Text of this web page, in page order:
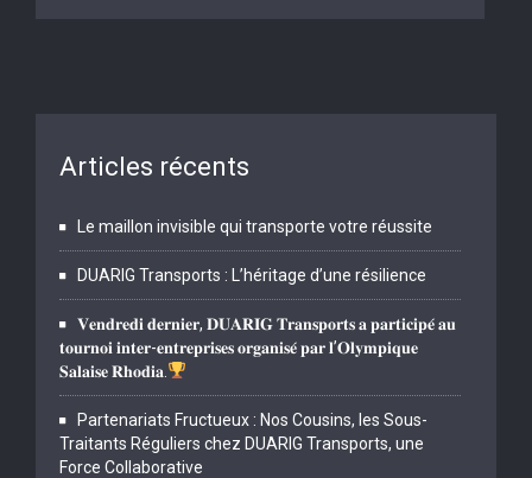
Articles récents
Le maillon invisible qui transporte votre réussite
DUARIG Transports : L’héritage d’une résilience
𝐕𝐞𝐧𝐝𝐫𝐞𝐝𝐢 𝐝𝐞𝐫𝐧𝐢𝐞𝐫, 𝐃𝐔𝐀𝐑𝐈𝐆 𝐓𝐫𝐚𝐧𝐬𝐩𝐨𝐫𝐭𝐬 𝐚 𝐩𝐚𝐫𝐭𝐢𝐜𝐢𝐩𝐞́ 𝐚𝐮
𝐭𝐨𝐮𝐫𝐧𝐨𝐢 𝐢𝐧𝐭𝐞𝐫-𝐞𝐧𝐭𝐫𝐞𝐩𝐫𝐢𝐬𝐞𝐬 𝐨𝐫𝐠𝐚𝐧𝐢𝐬𝐞́ 𝐩𝐚𝐫 𝐥’𝐎𝐥𝐲𝐦𝐩𝐢𝐪𝐮𝐞
𝐒𝐚𝐥𝐚𝐢𝐬𝐞 𝐑𝐡𝐨𝐝𝐢𝐚.
Partenariats Fructueux : Nos Cousins, les Sous-
Traitants Réguliers chez DUARIG Transports, une
Force Collaborative